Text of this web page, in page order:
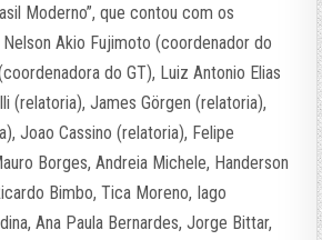
Moderno”, que contou com os
Akio Fujimoto (coordenador do
do GT), Luiz Antonio Elias
(relatoria), James Görgen (relatoria),
Joao Cassino (relatoria), Felipe
Borges, Andreia Michele, Handerson
Bimbo, Tica Moreno, Iago
Ana Paula Bernardes, Jorge Bittar,